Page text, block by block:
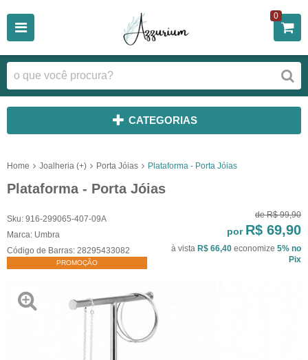
0
CATEGORIAS
Home Joalheria (+) Porta Jóias Plataforma - Porta Jóias
Plataforma - Porta Jóias
Sku: 916-299065-407-09A
Marca: Umbra
Código de Barras: 28295433082
PROMOÇÃO
de R$ 99,90
por R$ 69,90
à vista R$ 66,40 economize 5% no
Pix